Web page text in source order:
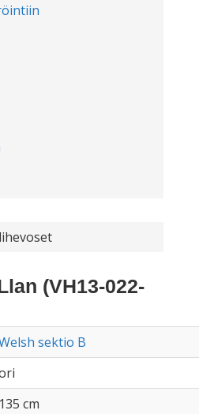
(VH13-022-
sektio B
135 cm